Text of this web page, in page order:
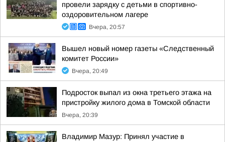
провели зарядку с детьми в спортивно-
оздоровительном лагере
Вчера, 20:57
Вышел новый номер газеты «Следственный
комитет России»
Вчера, 20:49
Подросток выпал из окна третьего этажа на
пристройку жилого дома в Томской области
Вчера, 20:39
Владимир Мазур: Принял участие в